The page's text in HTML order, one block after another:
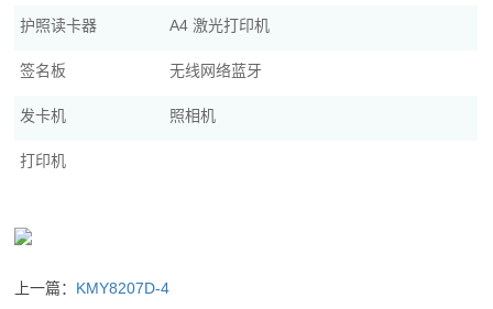
护照读卡器 A4 激光打印机
签名板 无线网络蓝牙
发卡机 照相机
打印机
上一篇： KMY8207D-4